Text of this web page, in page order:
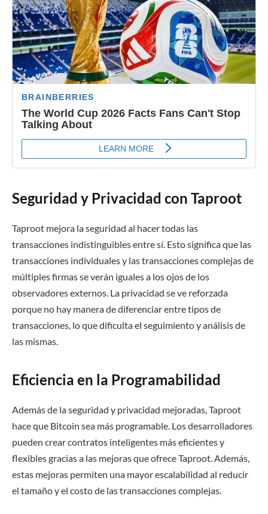
Seguridad y Privacidad con Taproot
Taproot mejora la seguridad al hacer todas las
transacciones indistinguibles entre sí. Esto significa que las
transacciones individuales y las transacciones complejas de
múltiples firmas se verán iguales a los ojos de los
observadores externos. La privacidad se ve reforzada
porque no hay manera de diferenciar entre tipos de
transacciones, lo que dificulta el seguimiento y análisis de
las mismas.
Eficiencia en la Programabilidad
Además de la seguridad y privacidad mejoradas, Taproot
hace que Bitcoin sea más programable. Los desarrolladores
pueden crear contratos inteligentes más eficientes y
flexibles gracias a las mejoras que ofrece Taproot. Además,
estas mejoras permiten una mayor escalabilidad al reducir
el tamaño y el costo de las transacciones complejas.